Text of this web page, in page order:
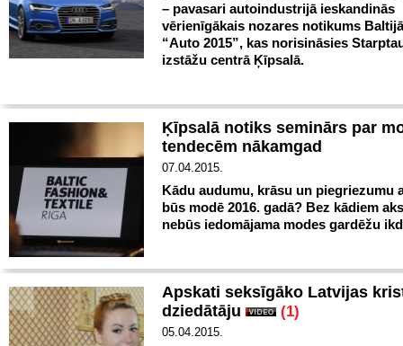
– pavasari autoindustrijā ieskandinās
vērienīgākais nozares notikums
“Auto 2015”, kas norisināsies
izstāžu centrā Ķīpsalā.
Ķīpsalā notiks seminārs par
tendecēm nākamgad
07.04.2015.
Kādu audumu, krāsu un piegriezumu
būs modē 2016. gadā? Bez kādiem
nebūs iedomājama modes gardēžu
Apskati seksīgāko Latvijas
dziedātāju
(1)
05.04.2015.